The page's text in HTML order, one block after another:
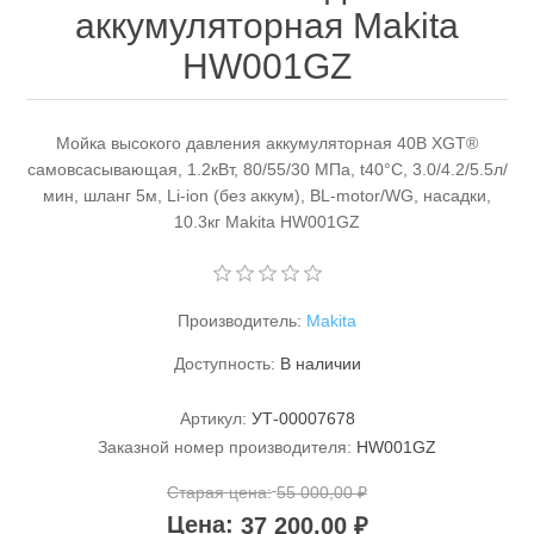
Станки и оснастка
аккумуляторная Makita
HW001GZ
Мойка высокого давления аккумуляторная 40В XGT®
самовсасывающая, 1.2кВт, 80/55/30 МПа, t40°C, 3.0/4.2/5.5л/
мин, шланг 5м, Li-ion (без аккум), BL-motor/WG, насадки,
10.3кг Makita HW001GZ
Производитель: Makita
Доступность: В наличии
Артикул: УТ-00007678
Заказной номер производителя: HW001GZ
Старая цена: 55 000,00 ₽
Цена: 37 200,00 ₽